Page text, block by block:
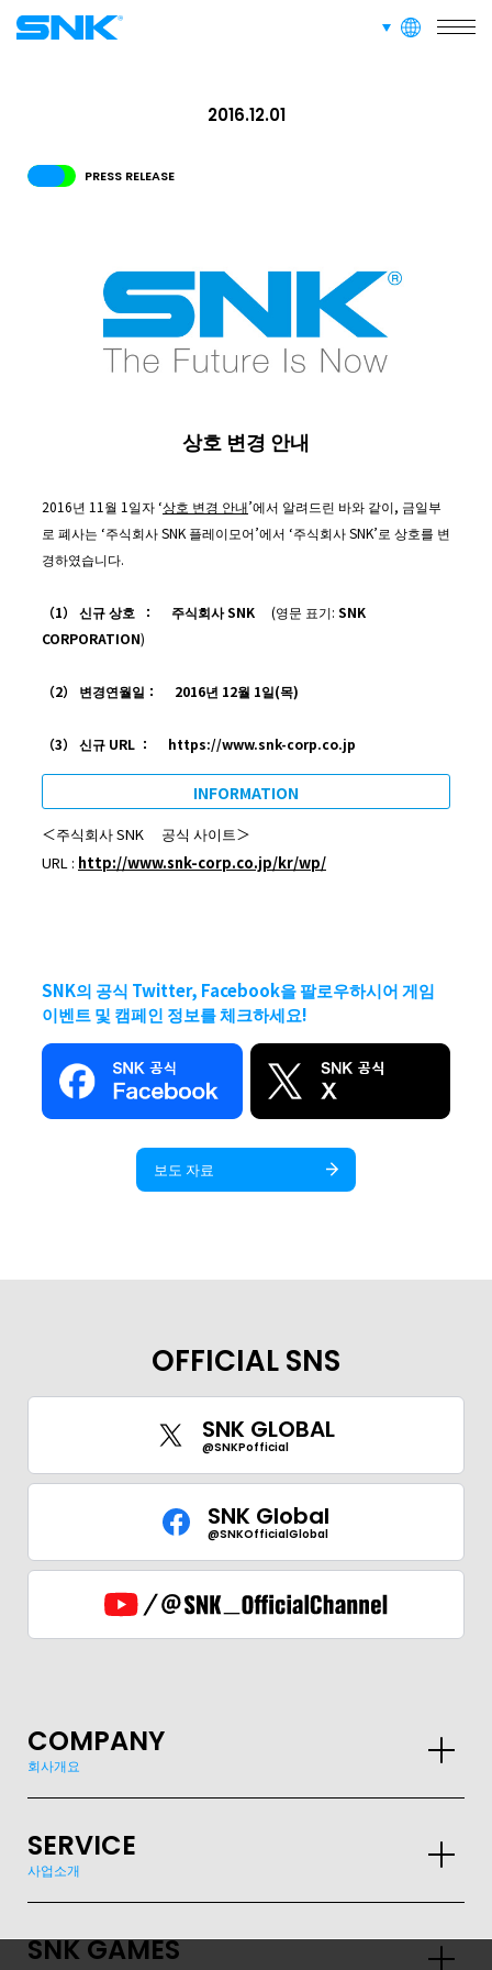
languages
RECRUIT
ABOUT
PRESS RELEASE
2016.12.01
상호 변경 안내
2016년 11월 1일자 ‘상호 변경 안내’에서 알려드린 바와 같이, 금일부
로 폐사는 ‘주식회사 SNK 플레이모어’에서 ‘주식회사 SNK’로 상호를 변
경하였습니다.
（1） 신규상호 ： 주식회사SNK (영문 표기: SNK
CORPORATION)
（2） 변경연월일： 2016년 12월 1일(목)
（3） 신규 URL ： https://www.snk-corp.co.jp
INFORMATION
＜주식회사 SNK 공식 사이트＞
URL : http://www.snk-corp.co.jp/kr/wp/
SNK의 공식 Twitter, Facebook을 팔로우하시어 게임
이벤트 및 캠페인 정보를 체크하세요!
보도 자료
OFFICIAL SNS
SNK GLOBAL
@SNKPofficial
SNK Global
@SNKOfficialGlobal
COMPANY
회사개요
SERVICE
사업소개
SNK GAMES